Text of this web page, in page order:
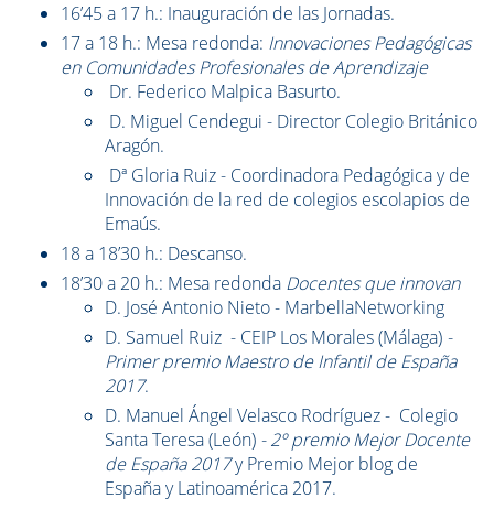
16’45 a 17 h.: Inauguración de las Jornadas.
17 a 18 h.: Mesa redonda: Innovaciones Pedagógicas
en Comunidades Profesionales de Aprendizaje
Dr. Federico Malpica Basurto.
D. Miguel Cendegui - Director Colegio Británico
Aragón.
Dª Gloria Ruiz - Coordinadora Pedagógica y de
Innovación de la red de colegios escolapios de
Emaús.
18 a 18’30 h.: Descanso.
18’30 a 20 h.: Mesa redonda Docentes que innovan
D. José Antonio Nieto - MarbellaNetworking
D. Samuel Ruiz - CEIP Los Morales (Málaga) -
Primer premio Maestro de Infantil de España
2017.
D. Manuel Ángel Velasco Rodríguez - Colegio
Santa Teresa (León) - 2º premio Mejor Docente
de España 2017y Premio Mejor blog de
España y Latinoamérica 2017.